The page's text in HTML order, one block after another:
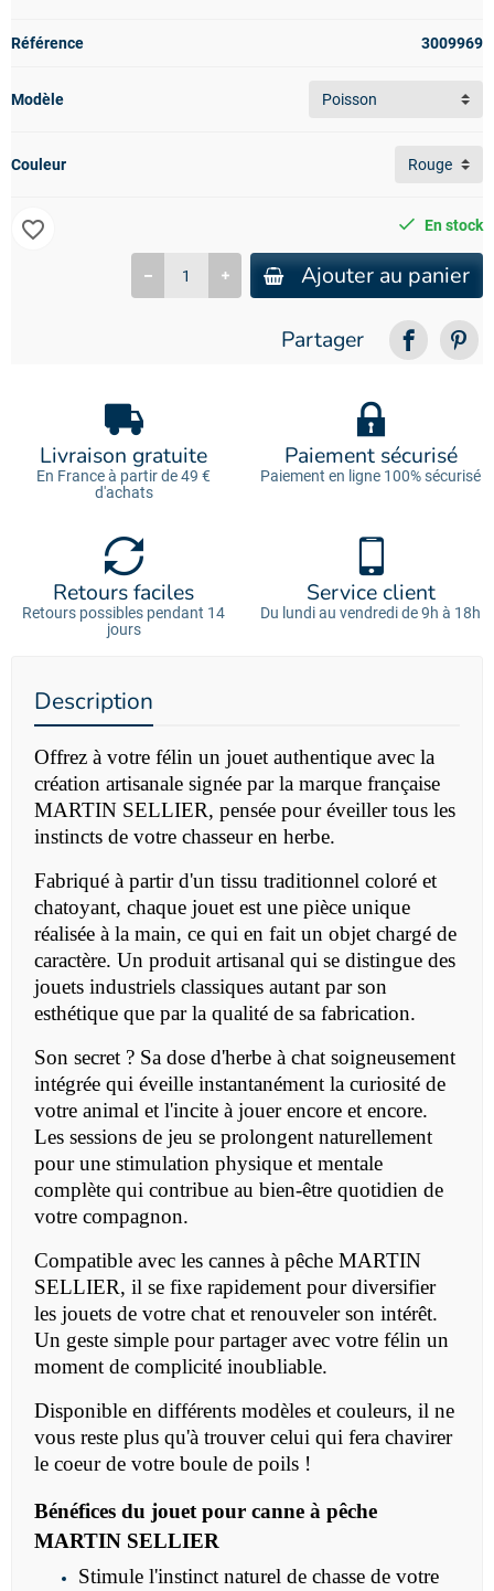
Référence 3009969
Modèle
Couleur
En stock
Ajouter au panier
favorite_border
Partager
Livraison gratuite
En France à partir de 49 €
d'achats
Paiement sécurisé
Paiement en ligne 100% sécurisé
Retours faciles
Retours possibles pendant 14
jours
Service client
Du lundi au vendredi de 9h à 18h
Description
Offrez à votre félin un jouet authentique avec la
création artisanale signée par la marque française
MARTIN SELLIER, pensée pour éveiller tous les
instincts de votre chasseur en herbe.
Fabriqué à partir d'un tissu traditionnel coloré et
chatoyant, chaque jouet est une pièce unique
réalisée à la main, ce qui en fait un objet chargé de
caractère. Un produit artisanal qui se distingue des
jouets industriels classiques autant par son
esthétique que par la qualité de sa fabrication.
Son secret ? Sa dose d'herbe à chat soigneusement
intégrée qui éveille instantanément la curiosité de
votre animal et l'incite à jouer encore et encore.
Les sessions de jeu se prolongent naturellement
pour une stimulation physique et mentale
complète qui contribue au bien-être quotidien de
votre compagnon.
Compatible avec les cannes à pêche MARTIN
SELLIER, il se fixe rapidement pour diversifier
les jouets de votre chat et renouveler son intérêt.
Un geste simple pour partager avec votre félin un
moment de complicité inoubliable.
Disponible en différents modèles et couleurs, il ne
vous reste plus qu'à trouver celui qui fera chavirer
le coeur de votre boule de poils !
Bénéfices du jouet pour canne à pêche
MARTIN SELLIER
Stimule l'instinct naturel de chasse de votre